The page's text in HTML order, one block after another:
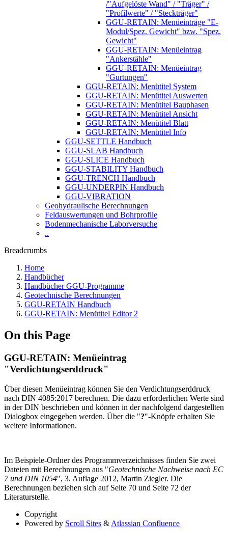
/"Aufgelöste Wand" / "Träger" /
"Profilwerte" / "Steckträger"
GGU-RETAIN: Menüeinträge "E-
Modul/Spez. Gewicht" bzw. "Spez.
Gewicht"
GGU-RETAIN: Menüeintrag
"Ankerstähle"
GGU-RETAIN: Menüeintrag
"Gurtungen"
GGU-RETAIN: Menütitel System
GGU-RETAIN: Menütitel Auswerten
GGU-RETAIN: Menütitel Bauphasen
GGU-RETAIN: Menütitel Ansicht
GGU-RETAIN: Menütitel Blatt
GGU-RETAIN: Menütitel Info
GGU-SETTLE Handbuch
GGU-SLAB Handbuch
GGU-SLICE Handbuch
GGU-STABILITY Handbuch
GGU-TRENCH Handbuch
GGU-UNDERPIN Handbuch
GGU-VIBRATION
Geohydraulische Berechnungen
Feldauswertungen und Bohrprofile
Bodenmechanische Laborversuche
..
Breadcrumbs
Home
Handbücher
Handbücher GGU-Programme
Geotechnische Berechnungen
GGU-RETAIN Handbuch
GGU-RETAIN: Menütitel Editor 2
On this Page
GGU-RETAIN: Menüeintrag
"Verdichtungserddruck"
Über diesen Menüeintrag können Sie den Verdichtungserddruck
nach DIN 4085:2017 berechnen. Die dazu erforderlichen Werte sind
in der DIN beschrieben und können in der nachfolgend dargestellten
Dialogbox eingegeben werden. Über die "?"-Knöpfe erhalten Sie
weitere Informationen.
Im Beispiele-Ordner des Programmverzeichnisses finden Sie zwei
Dateien mit Berechnungen aus "Geotechnische Nachweise nach EC
7 und DIN 1054", 3. Auflage 2012, Martin Ziegler. Die
Berechnungen beziehen sich auf Seite 70 und Seite 72 der
Literaturstelle.
Copyright
Powered by Scroll Sites & Atlassian Confluence